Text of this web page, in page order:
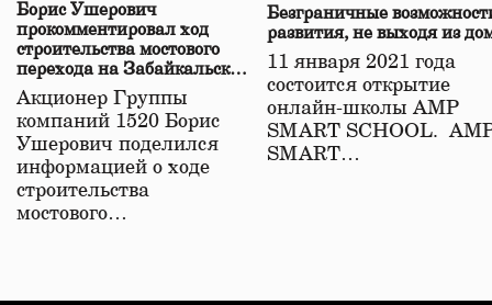
Борис Ушерович
прокомментировал ход
строительства мостового
перехода на Забайкальской
железной дороге
Акционер Группы
компаний 1520 Борис
Ушерович поделился
информацией о ходе
строительства
мостового…
Безграничные
развития, не выходя из
11 января 2021 года
состоится открытие
онлайн-школы АМР
SMART SCHOOL.
SMART…